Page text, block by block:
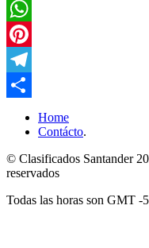
Twitter
WhatsApp
Pinterest
Telegram
Compartir
Home
Contácto.
© Clasificados Santander
reservados
Todas las horas son GMT -